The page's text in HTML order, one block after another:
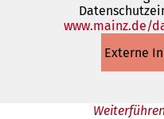
einem
neuen
www.mainz.de/
Externe